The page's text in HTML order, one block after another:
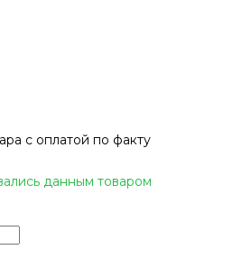
с оплатой по факту
данным товаром